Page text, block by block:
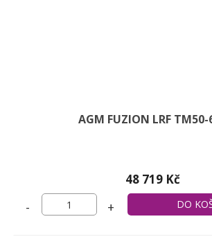
AGM FUZION LRF TM50-
48 719 Kč
- +